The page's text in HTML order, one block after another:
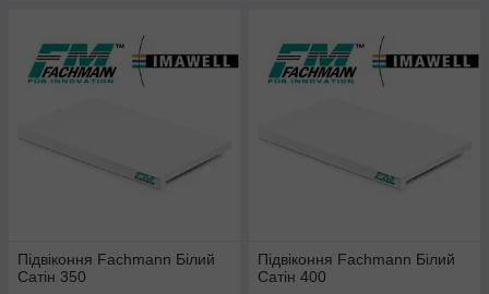
Підвіконня Fachmann Білий
Сатін 350
Підвіконня Fachmann Білий
Сатін 400